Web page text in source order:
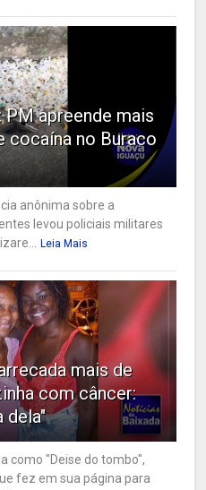
apreende mais
cocaína no Buraco
anônima sobre a
levou policiais militares
Leia Mais
mais de
com câncer:
dela"
como "Deise do tombo",
fez em sua página para